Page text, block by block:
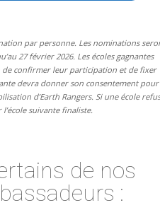
par personne. Les nominations
27 février 2026. Les écoles gagnantes
de confirmer leur participation et de fixer
devra donner son consentement pour
d’Earth Rangers. Si une école
suivante finaliste.
de nos
: